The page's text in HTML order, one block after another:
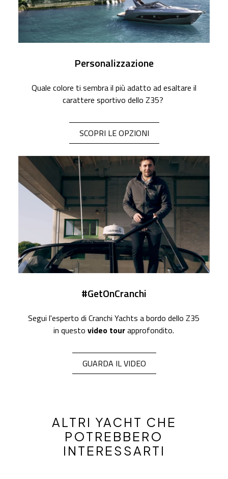
Personalizzazione
Quale colore ti sembra il più adatto ad esaltare il
carattere sportivo dello Z35?
SCOPRI LE OPZIONI
#GetOnCranchi
Segui l'esperto di Cranchi Yachts a bordo dello Z35
in questovideo tourapprofondito.
GUARDA IL VIDEO
ALTRI YACHT CHE
POTREBBERO
INTERESSARTI